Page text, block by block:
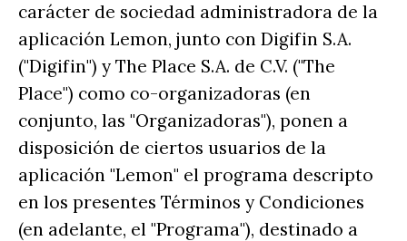
carácter de sociedad administradora de la
aplicación Lemon, junto con Digifin S.A.
("Digifin") y The Place S.A. de C.V. ("The
Place") como co-organizadoras (en
conjunto, las "Organizadoras"), ponen a
disposición de ciertos usuarios de la
aplicación "Lemon" el programa descripto
en los presentes Términos y Condiciones
(en adelante, el "Programa"), destinado a